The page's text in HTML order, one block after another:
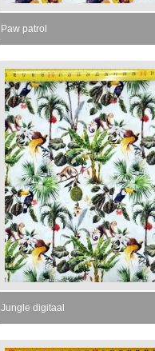
Paw patrol
Jungle digitaal